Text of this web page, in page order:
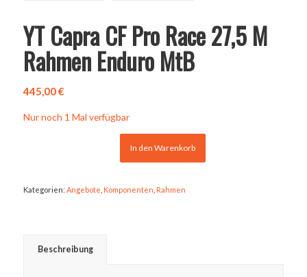
YT Capra CF Pro Race 27,5 M
Rahmen Enduro MtB
445,00€
Nur noch 1 Mal verfügbar
In den Warenkorb
Kategorien: Angebote Komponenten Rahmen
Beschreibung